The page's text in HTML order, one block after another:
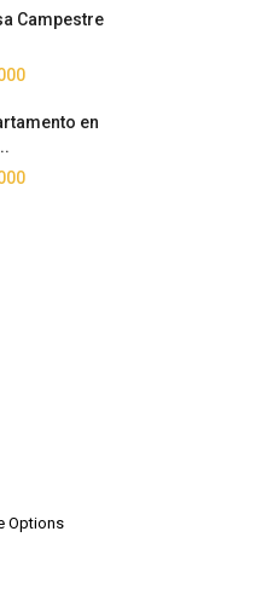
Campestre
en
Options